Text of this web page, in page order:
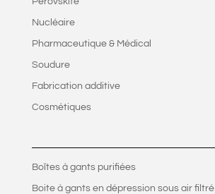
Nucléaire
Pharmaceutique & Médical
Soudure
Fabrication additive
Cosmétiques
Boîtes à gants purifiées
Boite à gants en dépression sous air filtré